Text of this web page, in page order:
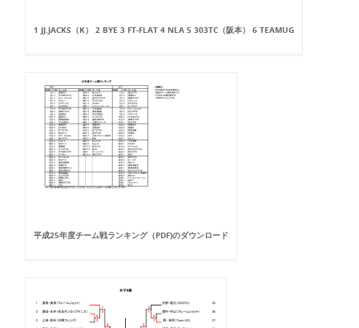
1 JJ.JACKS（K） 2 BYE 3 FT-FLAT 4 NLA 5 303TC（阪本） 6 TEAMUG
平成25年度チーム戦ランキング（PDF)のダウンロード